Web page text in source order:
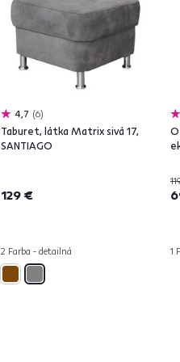
4,7 6
Taburet, látka Matrix sivá 17,
SANTIAGO
129 €
2 Farba - detailná 1